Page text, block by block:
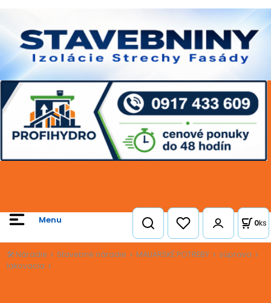
0ks
🛠️ Náradie Stavebné náradie MALIARSKÉ POTREBY
súprava
lakovacia